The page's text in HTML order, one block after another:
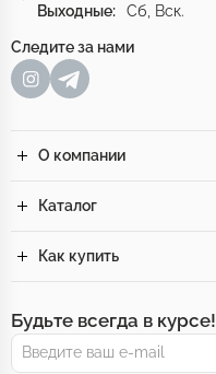
Выходные:
Сб, Вск.
Следите за нами
О компании
Каталог
Как купить
Будьте всегда в курсе!